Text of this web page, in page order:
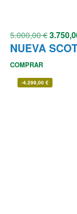
5.000,00€
NUEVA
COMPRAR
-4.299,00 €